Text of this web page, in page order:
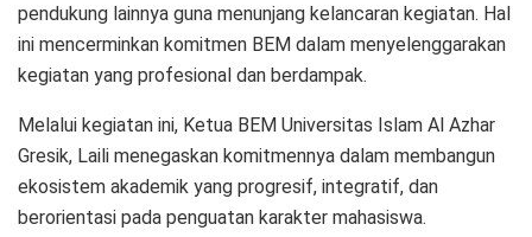
pendukung lainnya guna menunjang kelancaran kegiatan. Hal
ini mencerminkan komitmen BEM dalam menyelenggarakan
kegiatan yang profesional dan berdampak.
Melalui kegiatan ini, Ketua BEM Universitas Islam Al Azhar
Gresik, Laili menegaskan komitmennya dalam membangun
ekosistem akademik yang progresif, integratif, dan
berorientasi pada penguatan karakter mahasiswa.